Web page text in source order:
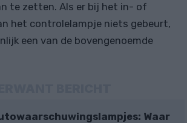
te zetten. Als er bij het in- of
het controlelampje niets gebeurt,
een van de bovengenoemde
Waar